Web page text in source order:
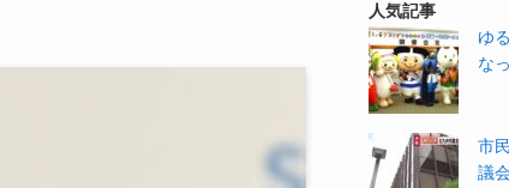
人気記事
ゆ
な
市
議